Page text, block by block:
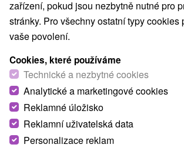
zařízení, pokud jsou nezbytně nutné pro
stránky. Pro všechny ostatní typy cookies
vaše povolení.
Cookies, které používáme
Technické a nezbytné cookies
Analytické a marketingové cookies
Reklamné úložisko
Reklamní uživatelská data
Personalizace reklam